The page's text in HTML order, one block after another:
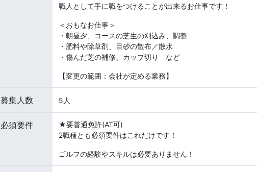
職人として手に職をつけることが出来るお仕事です！
＜おもなお仕事＞
・朝昼夕、コースの芝生の刈込み、調整
・肥料や除草剤、目砂の散布／散水
・傷んだ芝の補修、カップ切り など
【変更の範囲：会社が定める業務】
募集人数 5人
必須要件
★要普通免許(AT可)
2職種とも必須要件はこれだけです！
ゴルフの経験やスキルは必要ありません！